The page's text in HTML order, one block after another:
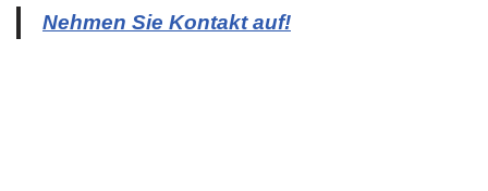
Nehmen Sie Kontakt auf!